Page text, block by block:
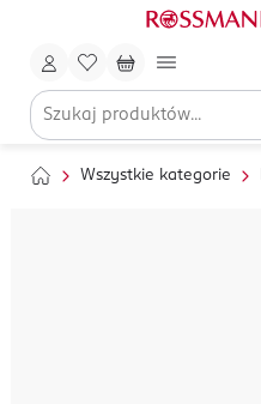
Wszystkie kategorie